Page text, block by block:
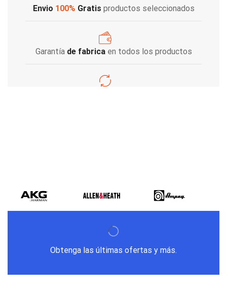
Envio 100% Gratis productos seleccionados
Garantía de fabricaen todos los productos
Obtenga las últimas ofertas y más.